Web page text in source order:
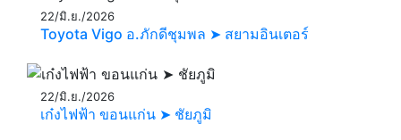
22/มิ.ย./2026
Toyota Vigo อ.ภักดีชุมพล ➤ สยามอินเตอร์
22/มิ.ย./2026
เก๋งไฟฟ้า ขอนแก่น ➤ ชัยภูมิ